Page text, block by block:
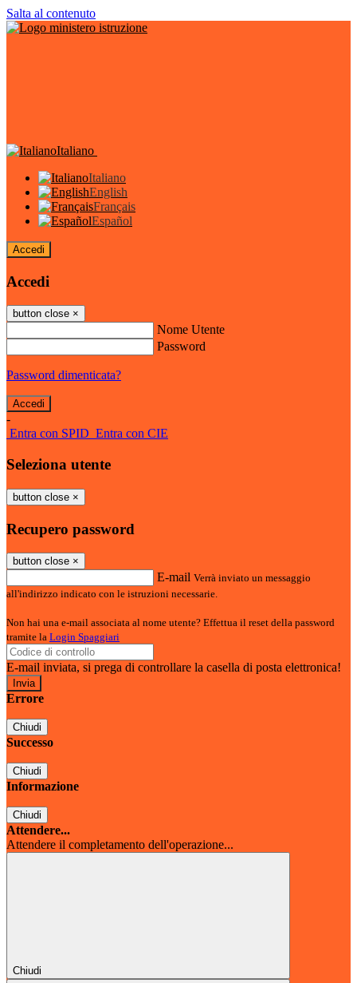
Salta al contenuto
Italiano
Italiano
English
Français
Español
Accedi
Accedi
button close ×
Nome Utente
Password
Password dimenticata?
-
Entra con SPID Entra con CIE
Seleziona utente
button close ×
Recupero password
button close ×
E-mail Verrà inviato un messaggio
all'indirizzo indicato con le istruzioni necessarie.
Non hai una e-mail associata al nome utente? Effettua il reset della password
tramite la Login Spaggiari
E-mail inviata, si prega di controllare la casella di posta elettronica!
Errore
Chiudi
Successo
Chiudi
Informazione
Chiudi
Attendere...
Attendere il completamento dell'operazione...
Chiudi